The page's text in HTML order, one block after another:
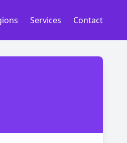
Services Contact